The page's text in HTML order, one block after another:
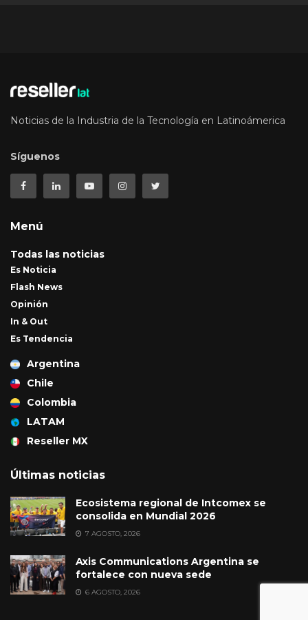
Noticias de la Industria de la Tecnología en Latinoámerica
Síguenos
Menú
Todas las noticias
Es Noticia
Flash News
Opinión
In & Out
Es Tendencia
Argentina
Chile
Colombia
LATAM
Reseller MX
Últimas noticias
Ecosistema regional de Intcomex se
consolida en Mundial 2026
7 AGOSTO, 2026
Axis Communications Argentina se
fortalece con nueva sede
6 AGOSTO, 2026